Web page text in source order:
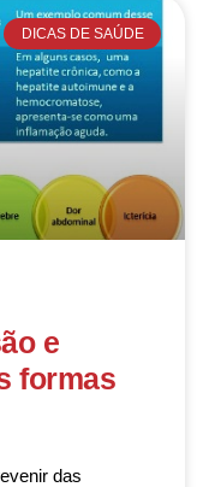
DICAS DE SAÚDE
e
formas
das